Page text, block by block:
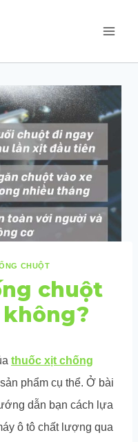
CHUỘT
chuột
thuốc xịt chống
phẩm cụ thể. Ở bài
dẫn bạn cách lựa
ô tô chất lượng qua